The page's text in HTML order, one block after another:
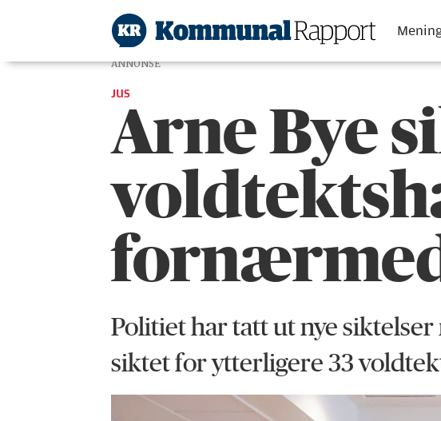
ANNONSE
JUS
Arne Bye
Politiet har tatt ut nye
siktet for ytterligere 33